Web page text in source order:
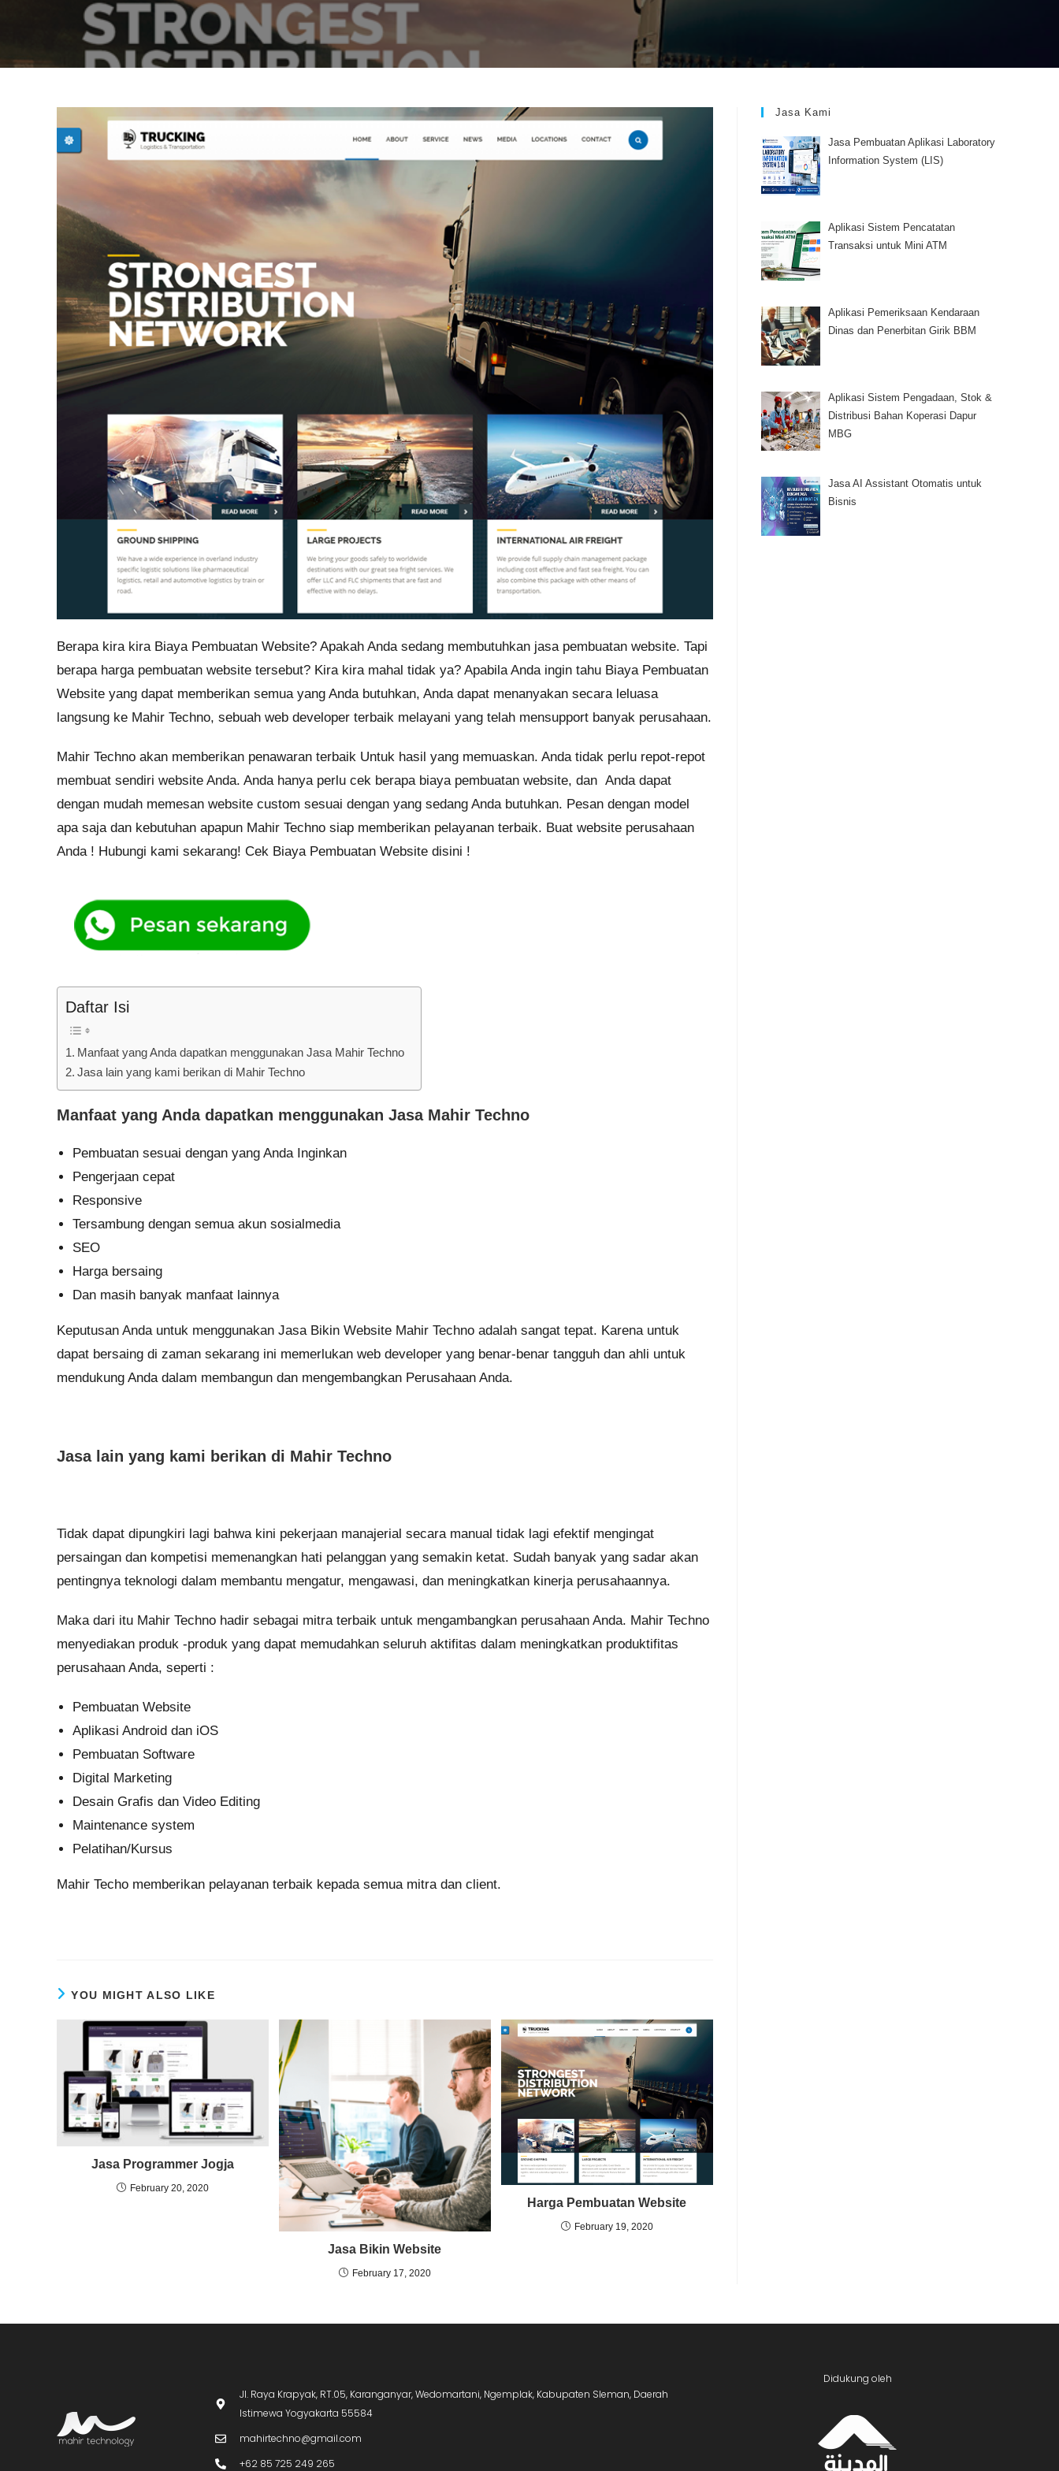
Berapa kira kira Biaya Pembuatan Website? Apakah Anda sedang membutuhkan jasa pembuatan website. Tapi
berapa harga pembuatan website tersebut? Kira kira mahal tidak ya? Apabila Anda ingin tahu Biaya Pembuatan
Website yang dapat memberikan semua yang Anda butuhkan, Anda dapat menanyakan secara leluasa
langsung ke Mahir Techno, sebuah web developer terbaik melayani yang telah mensupport banyak perusahaan.
Mahir Techno akan memberikan penawaran terbaik Untuk hasil yang memuaskan. Anda tidak perlu repot-repot
membuat sendiri website Anda. Anda hanya perlu cek berapa biaya pembuatan website, dan Anda dapat
dengan mudah memesan website custom sesuai dengan yang sedang Anda butuhkan. Pesan dengan model
apa saja dan kebutuhan apapun Mahir Techno siap memberikan pelayanan terbaik. Buat website perusahaan
Anda ! Hubungi kami sekarang! Cek Biaya Pembuatan Website disini !
Daftar Isi
Manfaat yang Anda dapatkan menggunakan Jasa Mahir Techno
Jasa lain yang kami berikan di Mahir Techno
Manfaat yang Anda dapatkan menggunakan Jasa Mahir Techno
Pembuatan sesuai dengan yang Anda Inginkan
Pengerjaan cepat
Responsive
Tersambung dengan semua akun sosialmedia
SEO
Harga bersaing
Dan masih banyak manfaat lainnya
Keputusan Anda untuk menggunakan Jasa Bikin Website Mahir Techno adalah sangat tepat. Karena untuk
dapat bersaing di zaman sekarang ini memerlukan web developer yang benar-benar tangguh dan ahli untuk
mendukung Anda dalam membangun dan mengembangkan Perusahaan Anda.
Jasa lain yang kami berikan di Mahir Techno
Tidak dapat dipungkiri lagi bahwa kini pekerjaan manajerial secara manual tidak lagi efektif mengingat
persaingan dan kompetisi memenangkan hati pelanggan yang semakin ketat. Sudah banyak yang sadar akan
pentingnya teknologi dalam membantu mengatur, mengawasi, dan meningkatkan kinerja perusahaannya.
Maka dari itu Mahir Techno hadir sebagai mitra terbaik untuk mengambangkan perusahaan Anda. Mahir Techno
menyediakan produk -produk yang dapat memudahkan seluruh aktifitas dalam meningkatkan produktifitas
perusahaan Anda, seperti :
Pembuatan Website
Aplikasi Android dan iOS
Pembuatan Software
Digital Marketing
Desain Grafis dan Video Editing
Maintenance system
Pelatihan/Kursus
Mahir Techo memberikan pelayanan terbaik kepada semua mitra dan client.
YOU MIGHT ALSO LIKE
Jasa Programmer Jogja
February 20, 2020
Jasa Bikin Website
February 17, 2020
Harga Pembuatan Website
February 19, 2020
Jasa Kami
Jasa Pembuatan Aplikasi Laboratory
Information System (LIS)
Aplikasi Sistem Pencatatan
Transaksi untuk Mini ATM
Aplikasi Pemeriksaan Kendaraan
Dinas dan Penerbitan Girik BBM
Aplikasi Sistem Pengadaan, Stok &
Distribusi Bahan Koperasi Dapur
MBG
Jasa AI Assistant Otomatis untuk
Bisnis
Jl. Raya Krapyak, RT.05, Karanganyar, Wedomartani, Ngemplak, Kabupaten Sleman, Daerah
Istimewa Yogyakarta 55584
mahirtechno@gmail.com
+62 85 725 249 265
Didukung oleh